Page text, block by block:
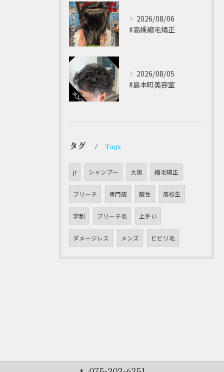
2026/08/06
#高槻縮毛矯正 ⁡
2026/08/05
#島本町美容室 ⁡
タグ Tags
jr シャンプー 大阪 縮毛矯正
ブリーチ 専門店 酸性 高校生
学割 ブリーチ毛 上手い
ダメージレス メンズ ビビリ毛